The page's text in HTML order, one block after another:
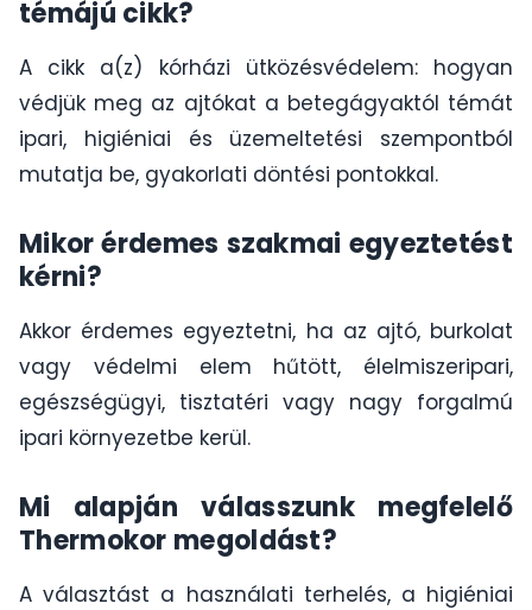
témájú cikk?
A cikk a(z) kórházi ütközésvédelem: hogyan
védjük meg az ajtókat a betegágyaktól témát
ipari, higiéniai és üzemeltetési szempontból
mutatja be, gyakorlati döntési pontokkal.
Mikor érdemes szakmai egyeztetést
kérni?
Akkor érdemes egyeztetni, ha az ajtó, burkolat
vagy védelmi elem hűtött, élelmiszeripari,
egészségügyi, tisztatéri vagy nagy forgalmú
ipari környezetbe kerül.
Mi alapján válasszunk megfelelő
Thermokor megoldást?
A választást a használati terhelés, a higiéniai